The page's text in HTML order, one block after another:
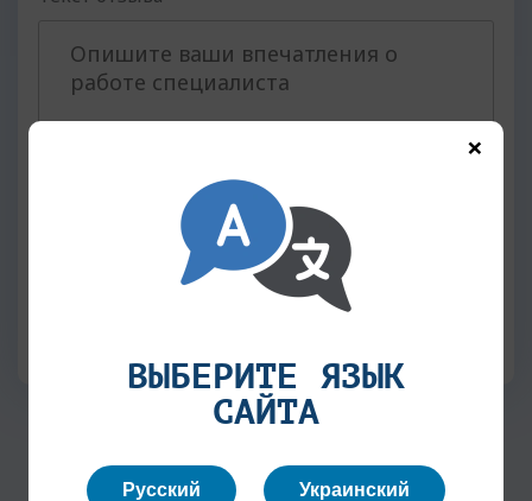
Поставьте общую оценку:
×
ВЫБЕРИТЕ ЯЗЫК
САЙТА
Русский Украинский